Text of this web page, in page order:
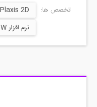
تخصص ها:
Plaxis 2D
نرم افزار SLOPE/W